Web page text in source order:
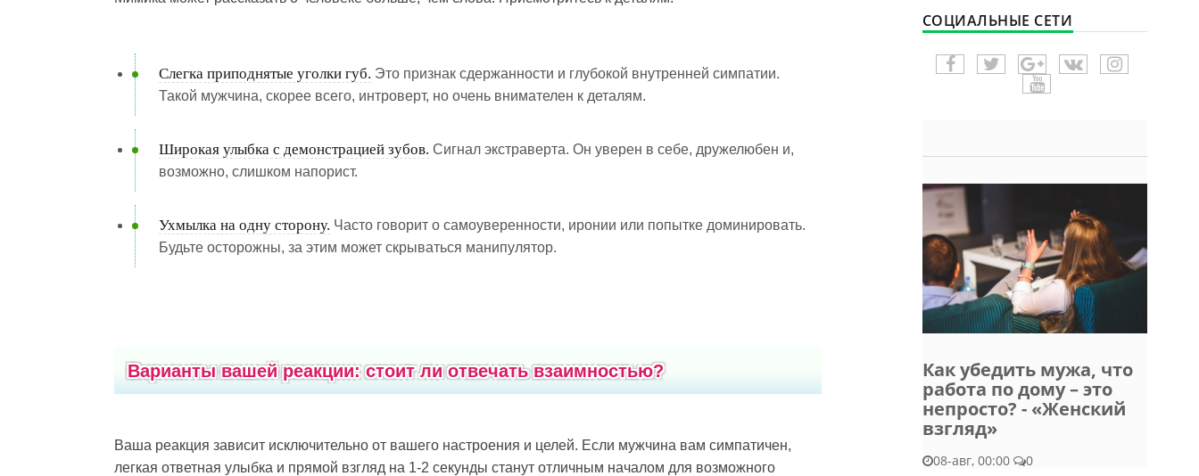
Слегка приподнятые уголки губ. Это признак сдержанности и глубокой внутренней симпатии.
Такой мужчина, скорее всего, интроверт, но очень внимателен к деталям.
Широкая улыбка с демонстрацией зубов. Сигнал экстраверта. Он уверен в себе, дружелюбен и,
возможно, слишком напорист.
Ухмылка на одну сторону. Часто говорит о самоуверенности, иронии или попытке доминировать.
Будьте осторожны, за этим может скрываться манипулятор.
Варианты вашей реакции: стоит ли отвечать взаимностью?
Ваша реакция зависит исключительно от вашего настроения и целей. Если мужчина вам симпатичен,
легкая ответная улыбка и прямой взгляд на 1-2 секунды станут отличным началом для возможного
-- Идите уверенно по направлению к мечте.
придумали.
-- Самое большое богатство — это ум. Самая
большая нищета — глупость. Из всех страхов
-- Люблю давать советы и очень не люблю,
когда их дают мне.
СОЦИАЛЬНЫЕ СЕТИ
Как убедить мужа, что
работа по дому – это
непросто? - «Женский
взгляд»
08-авг, 00:00 0